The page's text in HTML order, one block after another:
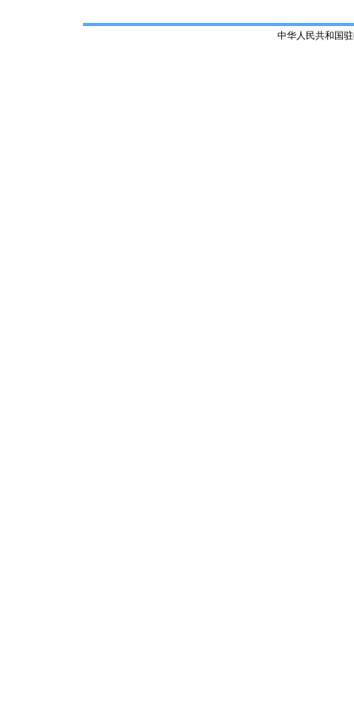
中华人民共和国